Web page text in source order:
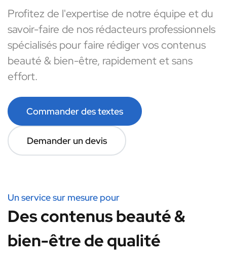
Profitez de l'expertise de notre équipe et du
savoir-faire de nos rédacteurs professionnels
spécialisés pour faire rédiger vos contenus
beauté & bien-être, rapidement et sans
effort.
Commander des textes
Demander un devis
Un service sur mesure pour
Des contenus beauté &
bien-être de qualité